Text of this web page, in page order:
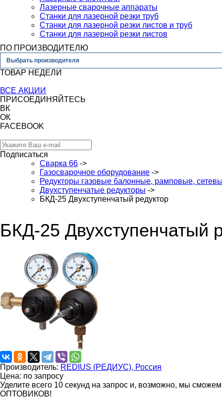
Лазерные сварочные аппараты
Станки для лазерной резки труб
Станки для лазерной резки листов и труб
Станки для лазерной резки листов
ПО ПРОИЗВОДИТЕЛЮ
Выбрать производителя
ТОВАР НЕДЕЛИ
ВСЕ АКЦИИ
ПРИСОЕДИНЯЙТЕСЬ
ВК
ОК
FACEBOOK
Подписаться
Сварка 66 ->
Газосварочное оборудование ->
Редукторы газовые балонные, рамповые,
Двухступенчатые редукторы ->
БКД-25 Двухступенчатый редуктор
БКД-25 Двухступенчатый
Производитель: REDIUS (РЕДИУС), Россия
Цена: по запросу
Уделите всего 10 секунд на запрос и, возможно, мы
ОПТОВИКОВ!